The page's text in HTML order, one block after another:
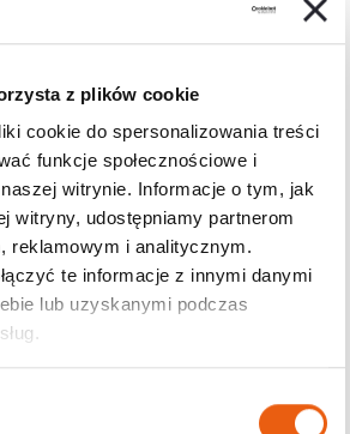
z plików cookie
cookie do spersonalizowania treści
funkcje społecznościowe i
witrynie. Informacje o tym, jak
witryny, udostępniamy partnerom
reklamowym i analitycznym.
te informacje z innymi danymi
lub uzyskanymi podczas
Filtruj
Darmowa dostawa
od 200zł